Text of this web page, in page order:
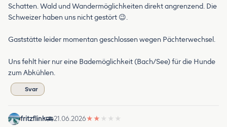
Schatten. Wald und Wandermöglichkeiten direkt angrenzend. Die
Schweizer haben uns nicht gestört 😉.
Gaststätte leider momentan geschlossen wegen Pächterwechsel.
Uns fehlt hier nur eine Bademöglichkeit (Bach/See) für die Hunde
zum Abkühlen.
Svar
fritzflink 21.06.2026★ ★ ★ ★ ★